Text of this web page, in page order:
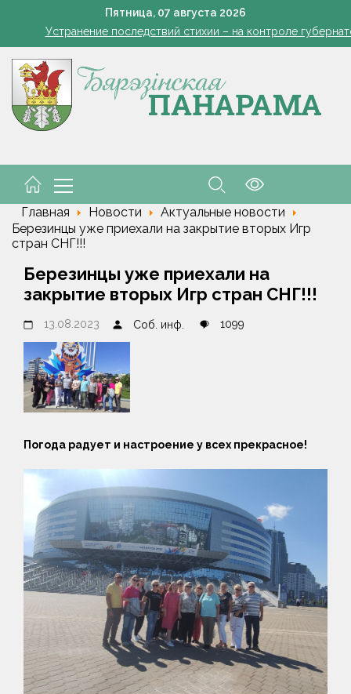
Пятница, 07 августа 2026
поручил вернуть в севооборот все поля Минской
Устранение последствий стихии – на контроле
Да трыццаці кубоў за змену
Марковские – одно сердце на всех
поручил вернуть в севооборот все поля Минской
Да трыццаці кубоў за змену
Главная Новости
Актуальные новости
Березинцы уже приехали на закрытие вторых Игр
стран СНГ!!!
Березинцы уже приехали на
закрытие вторых Игр стран СНГ!!!
13.08.2023 Соб. инф. 1099
Погода радует и настроение у всех прекрасное!